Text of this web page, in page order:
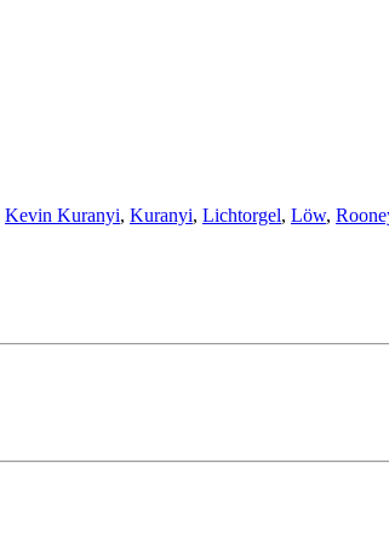
Kevin Kuranyi, Kuranyi, Lichtorgel, Löw,